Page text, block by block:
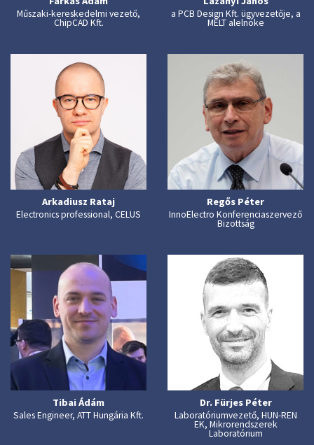
Műszaki-kereskedelmi vezető,
ChipCAD Kft.
a PCB Design Kft. ügyvezetője, a
MELT alelnöke
Arkadiusz Rataj
Electronics professional, CELUS
Regős Péter
InnoElectro Konferenciaszervező
Bizottság
Tibai Ádám
Sales Engineer, ATT Hungária Kft.
Dr. Fürjes Péter
Laboratóriumvezető, HUN-REN
EK, Mikrorendszerek
Laboratórium